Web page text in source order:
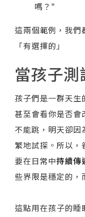
嗎？"
這兩個範例，我
「有選擇的」
當孩子測
孩子們是一群天生
甚至會看你是否會
不能跳，明天卻
繁地試探。所以，
要在日常中持續傳
些界限是穩定的，
這點用在孩子的